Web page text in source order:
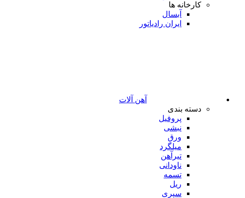
کارخانه ها
آبسال
ایران رادیاتور
آهن آلات
دسته بندی
پروفیل
نبشی
ورق
میلگرد
تیرآهن
ناودانی
تسمه
ریل
سپری